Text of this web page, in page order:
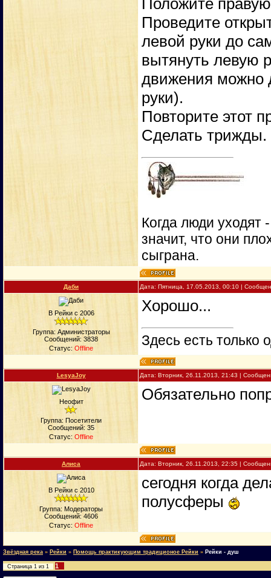
Положите
Проведите
левой руки до
вытянуть левую
движения можно
руки).
Повторите этот
Сделать трижды.
Когда люди уходят
значит, что они
сыграна.
Даби Дата: Пятница, 17.05.2013, 00:10 |
В Рейки с 2006
Группа: Администраторы
Сообщений: 3838
Статус: Offline
Хорошо...
Здесь есть только
LesyaJoy Дата: Вторник, 26.11.2013, 21:43 |
Неофит
Группа: Посетители
Сообщений: 35
Статус: Offline
Обязательно
Алиса Дата: Вторник, 26.11.2013, 22:35 |
В Рейки с 2010
Группа: Модераторы
Сообщений: 4606
Статус: Offline
сегодня когда
полусферы
Звёздная река » Рейки » Помощь практикующим традиционое Рейки » Рейки - душ
Страница 1 из 1 1